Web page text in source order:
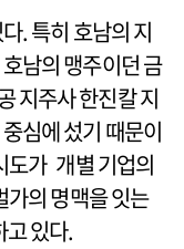
. 특히 호남의 지
남의 맹주이던 금
지주사 한진칼 지
심에 섰기 때문이
도가 개별 기업의
가의 명맥을 잇는
고 있다.